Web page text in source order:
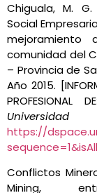
Chiguala, M.
Social
comunidad del
– Provincia de
Año 2015.
PROFESIONAL
https://
Conflictos
Mining,